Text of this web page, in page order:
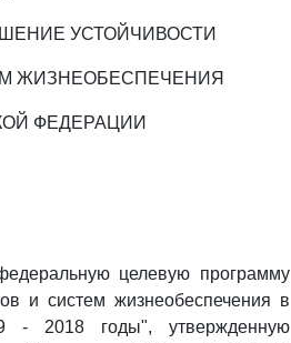
УСТОЙЧИВОСТИ
ЖИЗНЕОБЕСПЕЧЕНИЯ
ФЕДЕРАЦИИ
целевую программу
и систем жизнеобеспечения в
- 2018 годы", утвержденную